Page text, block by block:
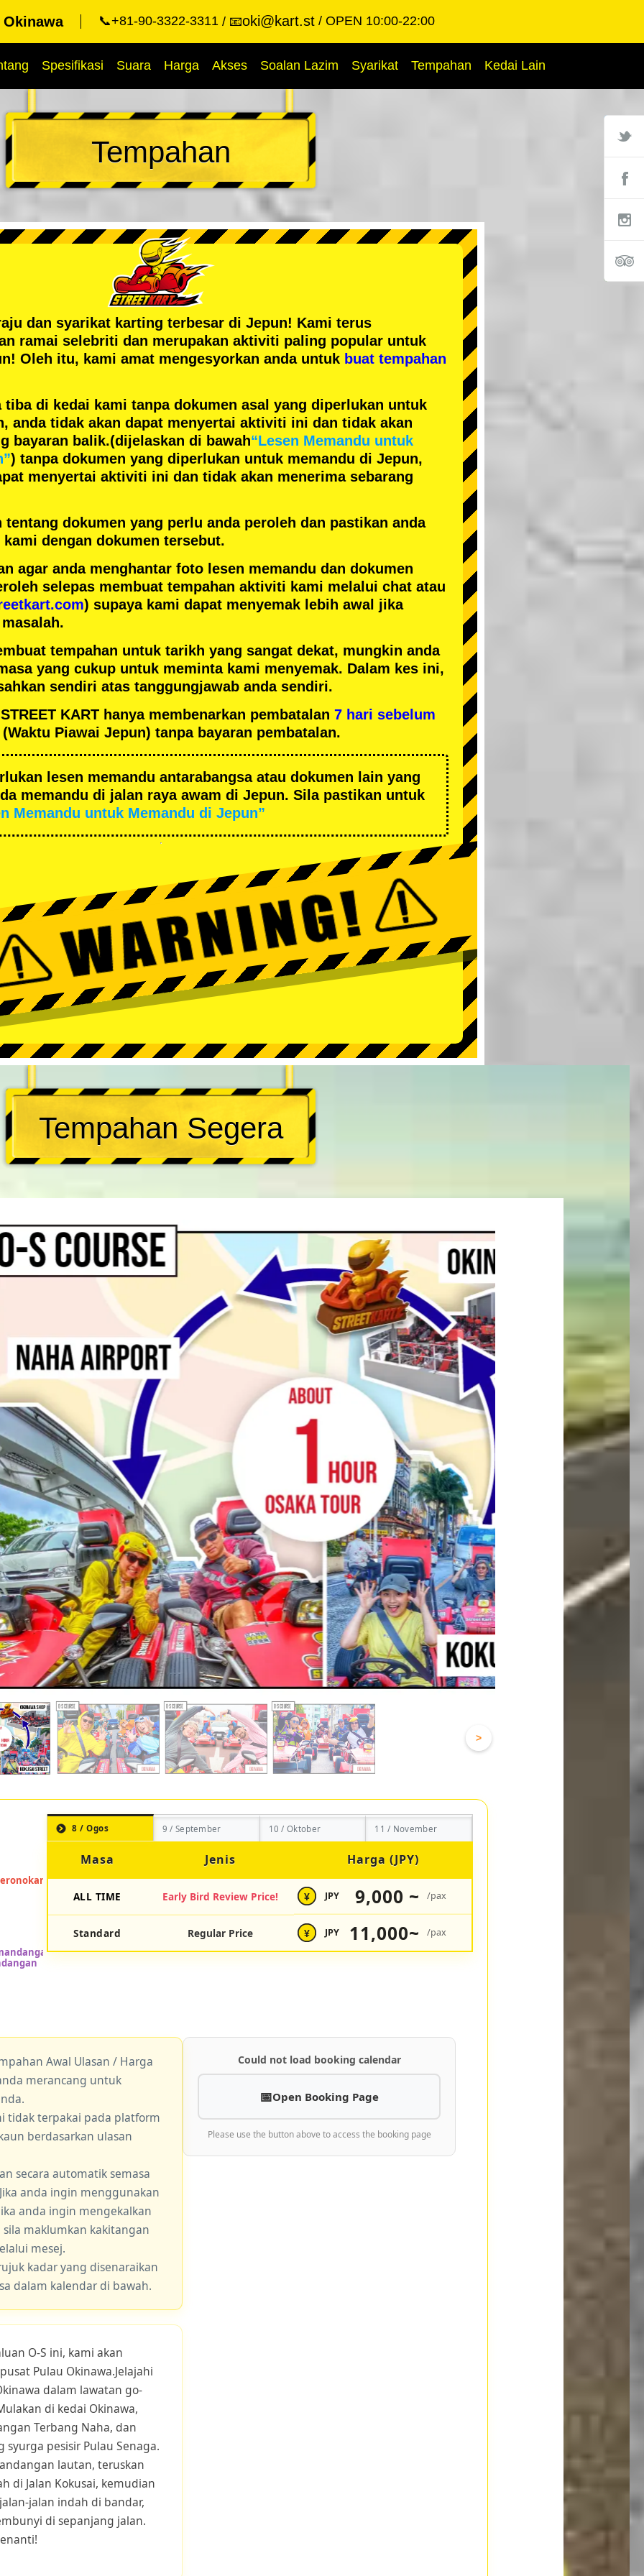
📞+81-90-3322-3311 📧oki@kart.st OPEN 10:00-22:00
Spesifikasi Suara Harga Akses Soalan Lazim Syarikat Tempahan Kedai Lain
Tempahan
dan syarikat karting terbesar di Jepun! Kami terus
ramai selebriti dan merupakan aktiviti paling popular untuk
Oleh itu, kami amat mengesyorkan anda untuk buat tempahan
tiba di kedai kami tanpa dokumen asal yang diperlukan untuk
anda tidak akan dapat menyertai aktiviti ini dan tidak akan
bayaran balik.(dijelaskan di bawah“Lesen Memandu untuk
) tanpa dokumen yang diperlukan untuk memandu di Jepun,
menyertai aktiviti ini dan tidak akan menerima sebarang
tentang dokumen yang perlu anda peroleh dan pastikan anda
dengan dokumen tersebut.
agar anda menghantar foto lesen memandu dan dokumen
selepas membuat tempahan aktiviti kami melalui chat atau
) supaya kami dapat menyemak lebih awal jika
tempahan untuk tarikh yang sangat dekat, mungkin anda
yang cukup untuk meminta kami menyemak. Dalam kes ini,
sendiri atas tanggungjawab anda sendiri.
KART hanya membenarkan pembatalan 7 hari sebelum
Piawai Jepun) tanpa bayaran pembatalan.
lesen memandu antarabangsa atau dokumen lain yang
memandu di jalan raya awam di Jepun. Sila pastikan untuk
Memandu untuk Memandu di Jepun”
Tempahan Segera
>
8 / Ogos 9 / September 10 / Oktober 11 / November
Masa Jenis Harga (JPY)
ALL TIME Early Bird Review Price! ¥ JPY 9,000 ~ /pax
Standard Regular Price ¥ JPY 11,000~ /pax
Awal Ulasan / Harga
merancang untuk
tidak terpakai pada platform
berdasarkan ulasan
secara automatik semasa
anda ingin menggunakan
anda ingin mengekalkan
maklumkan kakitangan
mesej.
kadar yang disenaraikan
dalam kalendar di bawah.
O-S ini, kami akan
Pulau Okinawa.Jelajahi
dalam lawatan go-
di kedai Okinawa,
Terbang Naha, dan
pesisir Pulau Senaga.
lautan, teruskan
di Jalan Kokusai, kemudian
jalan indah di bandar,
di sepanjang jalan.
Could not load booking calendar
Open Booking Page
Please use the button above to access the booking page